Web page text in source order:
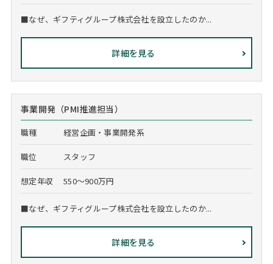
■なぜ、ギフティグループ株式会社を設立したのか...
詳細を見る
事業開発（PMI推進担当）
職種 経営企画・事業開発系
職位 スタッフ
想定年収 550～900万円
■なぜ、ギフティグループ株式会社を設立したのか...
詳細を見る